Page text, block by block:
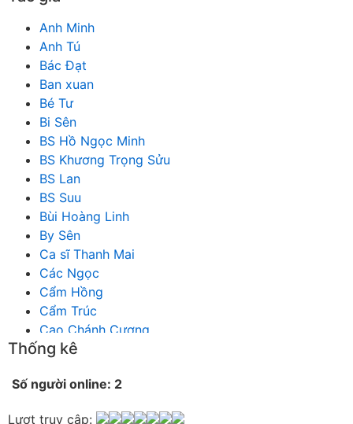
Anh Minh
Anh Tú
Bác Đạt
Ban xuan
Bé Tư
Bi Sên
BS Hồ Ngọc Minh
BS Khương Trọng Sửu
BS Lan
BS Suu
Bùi Hoàng Linh
By Sên
Ca sĩ Thanh Mai
Các Ngọc
Cẩm Hồng
Cẩm Trúc
Cao Chánh Cương
Cao Nhật Quyên
Chích Chị
Thống kê
Số người online: 2
Lượt truy cập: